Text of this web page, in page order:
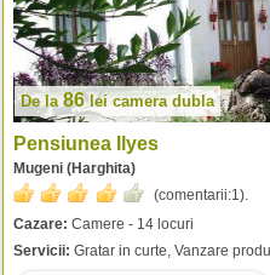
De la86lei camera dubla
Pensiunea Ilyes
Mugeni (Harghita)
(comentarii:1).
Cazare: Camere - 14 locuri
Servicii: Gratar in curte, Vanzare